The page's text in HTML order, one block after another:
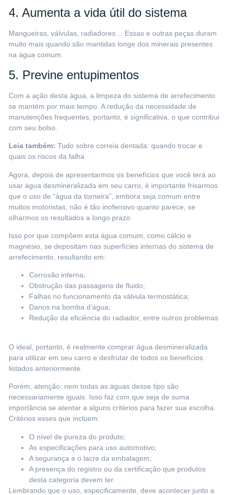
4. Aumenta a vida útil do sistema
Mangueiras, válvulas, radiadores… Essas e outras peças duram
muito mais quando são mantidas longe dos minerais presentes
na água comum.
5. Previne entupimentos
Com a ação desta água, a limpeza do sistema de arrefecimento
se mantém por mais tempo. A redução da necessidade de
manutenções frequentes, portanto, é significativa, o que contribui
com seu bolso.
Leia também: Tudo sobre correia dentada: quando trocar e
quais os riscos da falha
Agora, depois de apresentarmos os benefícios que você terá ao
usar água desmineralizada em seu carro, é importante frisarmos
que o uso de “água da torneira”, embora seja comum entre
muitos motoristas, não é tão inofensivo quanto parece, se
olharmos os resultados a longo prazo.
Isso por que compõem esta água comum, como cálcio e
magnésio, se depositam nas superfícies internas do sistema de
arrefecimento, resultando em:
Corrosão interna;
Obstrução das passagens de fluido;
Falhas no funcionamento da válvula termostática;
Danos na bomba d’água;
Redução da eficiência do radiador, entre outros problemas
O ideal, portanto, é realmente comprar água desmineralizada
para utilizar em seu carro e desfrutar de todos os benefícios
listados anteriormente.
Porém, atenção: nem todas as águas desse tipo são
necessariamente iguais. Isso faz com que seja de suma
importância se atentar a alguns critérios para fazer sua escolha.
Critérios esses que incluem:
O nível de pureza do produto;
As especificações para uso automotivo;
A segurança e o lacre da embalagem;
A presença do registro ou da certificação que produtos
desta categoria devem ter.
Lembrando que o uso, especificamente, deve acontecer junto a